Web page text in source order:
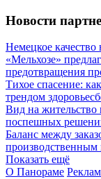
Новости
Немецкое качество
«Мельхозе»
предотвращения
Тихое спасение:
трендом
Вид на
поспешных
Баланс между
производственным
Показать ещё
О Панораме